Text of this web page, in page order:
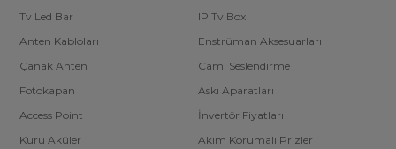
Tv Led Bar
IP Tv Box
Anten Kabloları
Enstrüman Aksesuarları
Çanak Anten
Cami Seslendirme
Fotokapan
Askı Aparatları
Access Point
İnvertör Fiyatları
Kuru Aküler
Akım Korumalı Prizler